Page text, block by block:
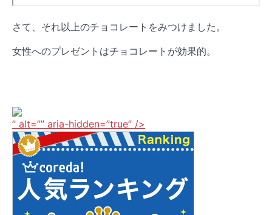
さて、それ以上のチョコレートをみつけました。
女性へのプレゼントはチョコレートが効果的。
” alt=”” aria-hidden=”true” />